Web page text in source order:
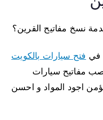
نسخ مفاتيح القرين؟
في فتح سيارات بالكويت
مفاتيح سيارات
اجود المواد و احسن